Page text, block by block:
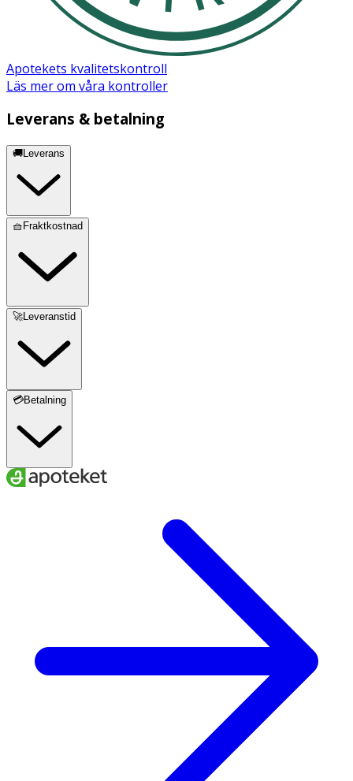
Apotekets kvalitetskontroll
Läs mer om våra kontroller
Leverans & betalning
🚚Leverans
🧺Fraktkostnad
🚀Leveranstid
💳Betalning